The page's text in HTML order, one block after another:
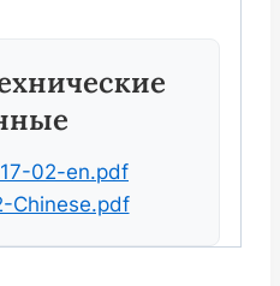
02-en.pdf
Chinese.pdf